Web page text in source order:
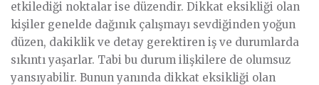
etkilediği noktalar ise düzendir. Dikkat eksikliği olan
kişiler genelde dağınık çalışmayı sevdiğinden yoğun
düzen, dakiklik ve detay gerektiren iş ve durumlarda
sıkıntı yaşarlar. Tabi bu durum ilişkilere de olumsuz
yansıyabilir. Bunun yanında dikkat eksikliği olan